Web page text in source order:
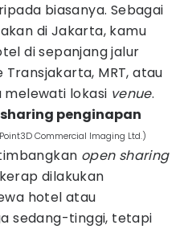
biasanya. Sebagai
di Jakarta, kamu
di sepanjang jalur
MRT, atau
melewati lokasi venue.
penginapan
Commercial Imaging Ltd.)
open sharing
dilakukan
hotel atau
sedang-tinggi, tetapi